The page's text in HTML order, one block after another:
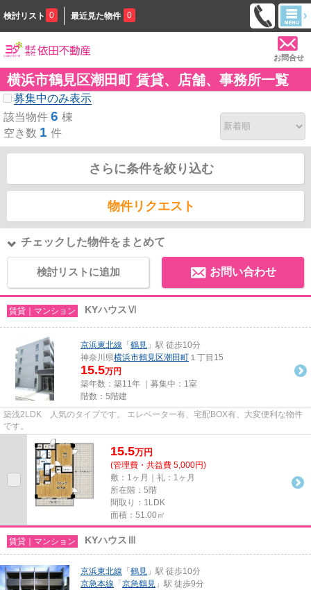
検討リスト 0 最近見た物件 0
お問合せ
横浜市鶴見区潮田町 賃貸、店舗、事務所一覧
募集中のみ表示
該当物件 6 棟
空き数 1 件
さらに条件を絞り込む
物件リクエスト
チェックした物件をまとめて
検討リストに追加 お問い合わせ
賃貸｜マンション KYハウスⅥ
京浜東北線 「 鶴見 」駅 徒歩10分
神奈川県横浜市鶴見区潮田町 １丁目15
15.5万円
築年数：築11年 ｜募集中： 1室
階数：5階建
築浅2LDK 人気のタイプです。 エレベーター有、宅配BOX有、大変便利な物件
です。
15.5万円
(管理費・共益費 5,000円)
敷：1ヶ月｜礼：1ヶ月
所在階：5階
間取り：1LDK
面積：51.00㎡
賃貸｜マンション KYハウスⅢ
京浜東北線 「 鶴見 」駅 徒歩10分
京急本線 「 京急鶴見 」駅 徒歩9分